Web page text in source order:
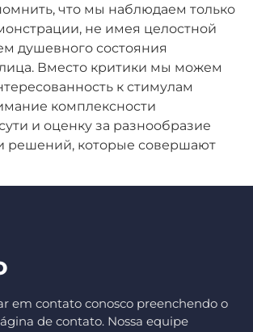
что мы наблюдаем только
не имея целостной
душевного состояния
Вместо критики мы можем
к стимулам
комплексности
и оценку за разнообразие
решений, которые совершают
em contato conosco preenchendo o
de contato. Nossa equipe